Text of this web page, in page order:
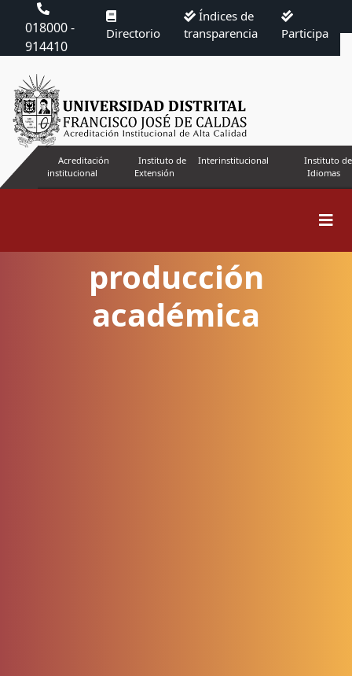
018000 -
914410
Directorio
Índices de
transparencia
Participa
Acreditación
institucional
Instituto de
Extensión
Interinstitucional
Instituto de
Idiomas
producción
académica